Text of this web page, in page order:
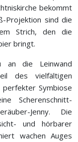
bekommt
Projektion sind die
Strich, den die
bringt.
an die Leinwand
des vielfältigen
Symbiose
Scherenschnitt-
Jenny. Die
und hörbarer
wachen Auges